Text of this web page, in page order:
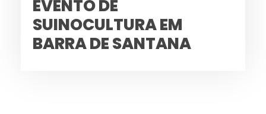
EVENTO DE
SUINOCULTURA EM
BARRA DE SANTANA